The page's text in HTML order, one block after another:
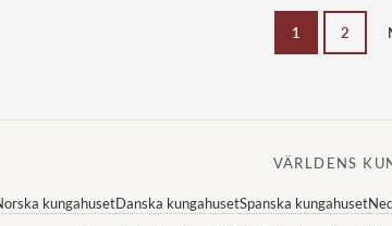
1 2
VÄRLDENS
kungahusetDanska kungahusetSpanska kungahuset